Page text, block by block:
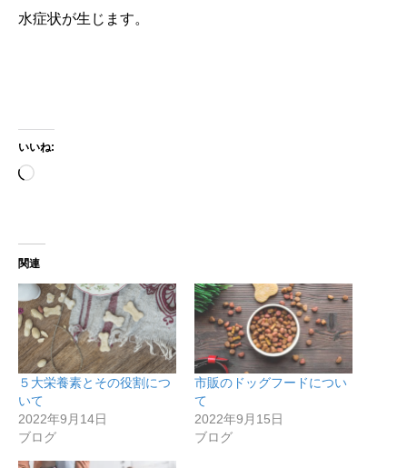
水症状が生じます。
いいね:
読
関連
５大栄養素とその役割につ
いて
2022年9月14日
ブログ
市販のドッグフードについ
て
2022年9月15日
ブログ